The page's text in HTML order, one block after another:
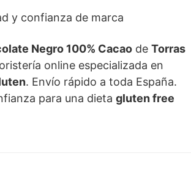
y confianza de marca
Negro 100% Cacao de Torras
online especializada en
. Envío rápido a toda España.
para una dieta gluten free